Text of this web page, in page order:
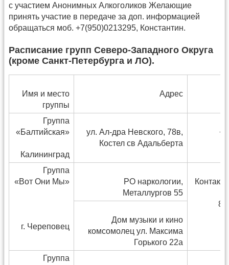
с участием Анонимных Алкоголиков Желающие
принять участие в передаче за доп. информацией
обращаться моб. +7(950)0213295, Константин.
Расписание групп Северо-Западного Округа
(кроме Санкт-Петербурга и ЛО).
Имя и место
группы
Адрес
Группа
«Балтийская»
Калининград
ул. Ал-дра Невского, 78в,
Костел св Адальберта
Группа
«Вот Они Мы»
г. Череповец
РО наркологии,
Металлургов 55
Дом музыки и кино
комсомолец ул. Максима
Горького 22а
Группа